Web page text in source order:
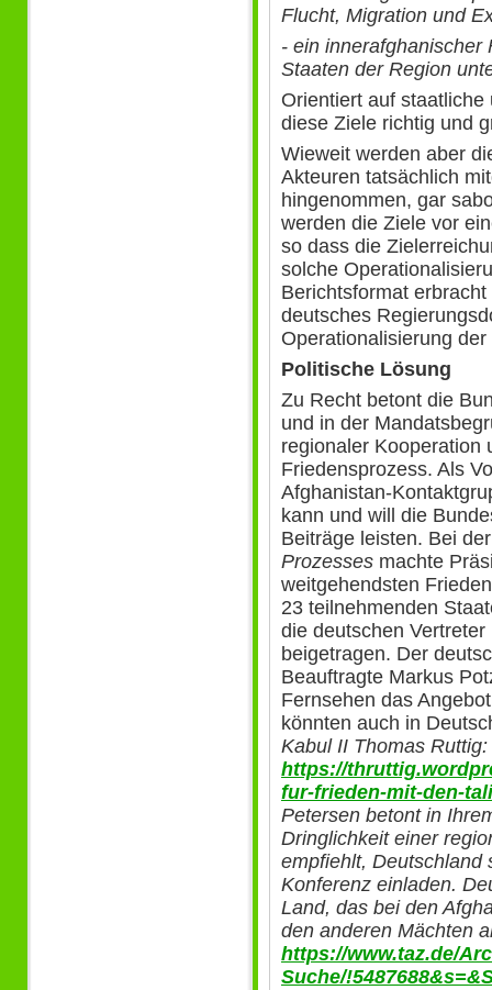
Flucht, Migration und
- ein innerafghanischer
Staaten der Region
Orientiert auf
diese Ziele richtig und
Wieweit werden aber
Akteuren tatsächlich
hingenommen, gar
werden die Ziele vor
so dass die
solche
Berichtsformat
deutsches
Operationalisierung
Politische Lösung
Zu Recht betont die
und in der
regionaler Kooperation
Friedensprozess. Als
Afghanistan-
kann und will die
Beiträge leisten. Bei
Prozesses machte
weitgehendsten
23 teilnehmenden
die deutschen
beigetragen. Der
Beauftragte Markus
Fernsehen das
könnten auch in
Kabul II Thomas Ruttig:
https://
fur-frieden-mit-den-
Petersen betont in
Dringlichkeit einer
empfiehlt, Deutschland
Konferenz einladen.
Land, das bei den
den anderen Mächten
https://www.taz.de/
Suche/